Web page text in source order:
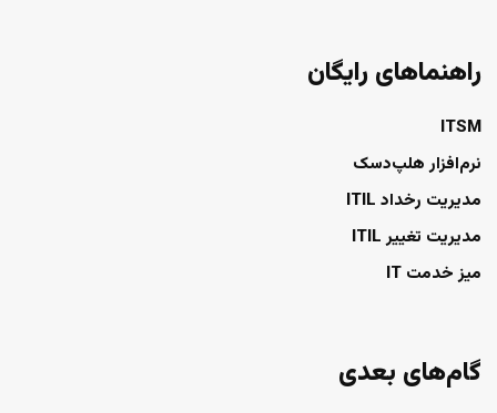
راهنماهای رایگان
ITSM
نرم‌افزار هلپ‌دسک
مدیریت رخداد ITIL
مدیریت تغییر ITIL
میز خدمت IT
گام‌های بعدی